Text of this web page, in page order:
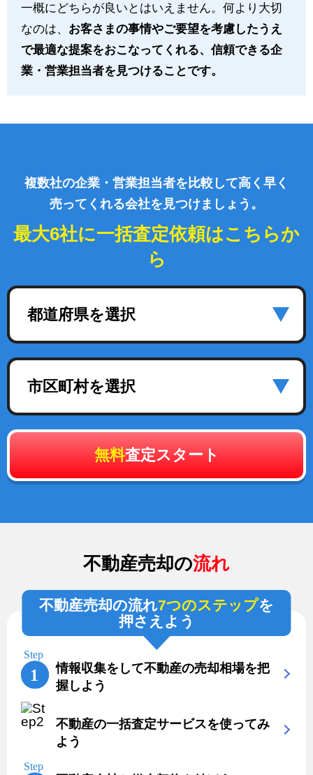
一概にどちらが良いとはいえません。何より大切
なのは、 お客さまの事情やご要望を考慮したうえ
で最適な提案をおこなってくれる、信頼できる企
業・営業担当者を見つけることです。
複数社の企業・営業担当者を比較して高く早く
売ってくれる会社を見つけましょう。
最大6社に一括査定依頼はこちらか
ら
都道府県を選択
市区町村を選択
無料査定スタート
不動産売却の流れ
不動産売却の流れ7つのステップを
押さえよう
情報収集をして不動産の売却相場を把
握しよう
不動産の一括査定サービスを使ってみ
よう